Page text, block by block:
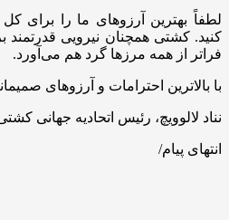
لطفاً بهترین آرزوهای ما را برای
کنید. کشتی همچنان نیرویی
فراتر از همه مرزها گرد هم می‌آورد.
با بالاترین احترامات و آرزوهای
نناد لالوویچ، رئیس اتحادیه جهانی
انتهای پیام/